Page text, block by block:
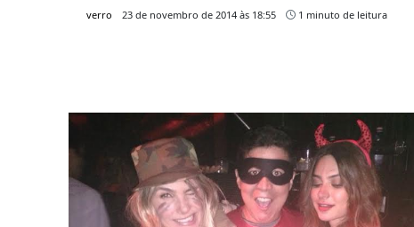
verro 23 de novembro de 2014 às 18:55 1 minuto de leitura